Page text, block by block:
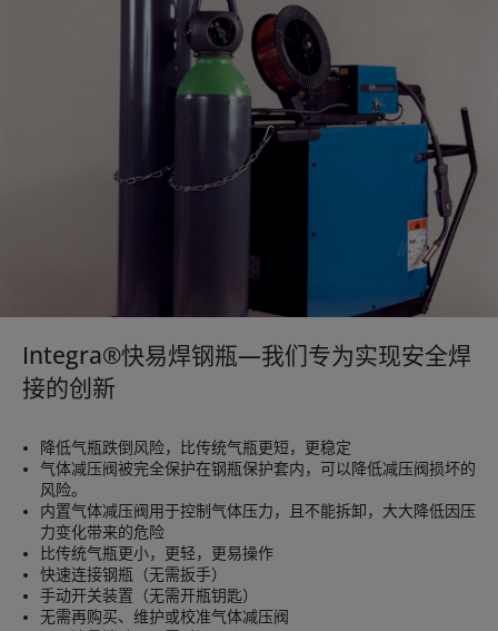
Integra®快易焊钢瓶—我们专为实现安全焊
接的创新
降低气瓶跌倒风险，比传统气瓶更短，更稳定
气体减压阀被完全保护在钢瓶保护套内，可以降低减压阀损坏的
风险。
内置气体减压阀用于控制气体压力，且不能拆卸，大大降低因压
力变化带来的危险
比传统气瓶更小，更轻，更易操作
快速连接钢瓶（无需扳手）
手动开关装置（无需开瓶钥匙）
无需再购买、维护或校准气体减压阀